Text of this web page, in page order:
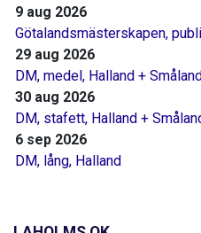
9 aug 2026
Götalandsmästerskapen,
29 aug 2026
DM, medel, Halland +
30 aug 2026
DM, stafett, Halland +
6 sep 2026
DM, lång, Halland